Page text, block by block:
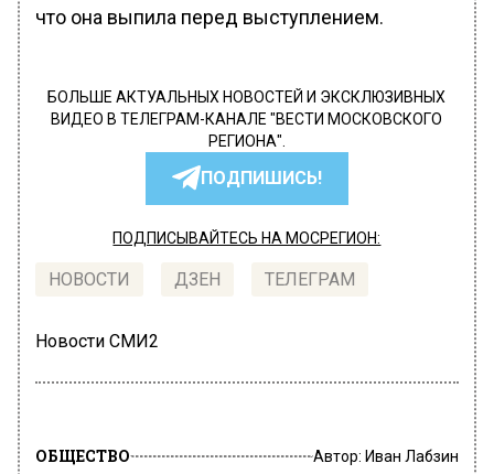
что она выпила перед выступлением.
БОЛЬШЕ АКТУАЛЬНЫХ НОВОСТЕЙ И ЭКСКЛЮЗИВНЫХ
ВИДЕО В ТЕЛЕГРАМ-КАНАЛЕ "ВЕСТИ МОСКОВСКОГО
РЕГИОНА".
ПОДПИШИСЬ!
ПОДПИСЫВАЙТЕСЬ НА МОСРЕГИОН:
НОВОСТИ ДЗЕН ТЕЛЕГРАМ
Новости СМИ2
ОБЩЕСТВО Автор: Иван Лабзин